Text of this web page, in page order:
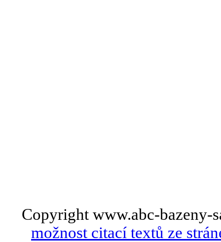
Copyright www.abc-bazeny-
možnost citací textů ze